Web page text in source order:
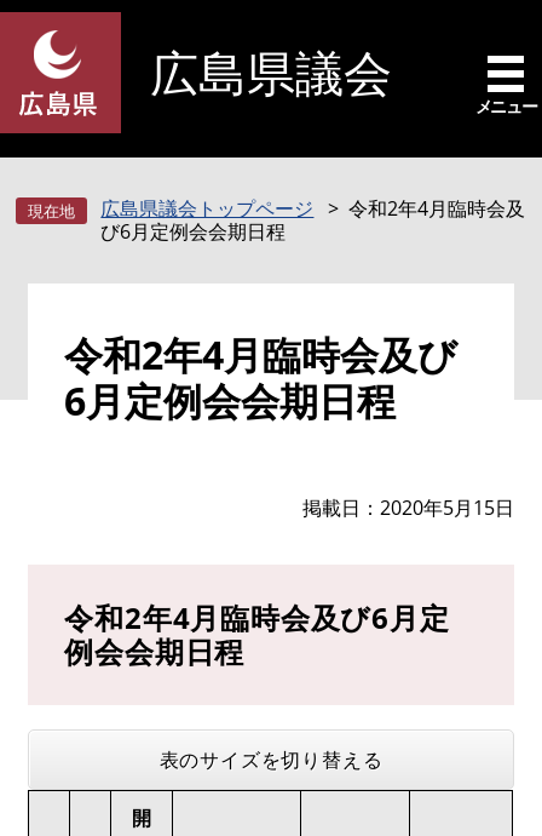
ペ
先
頭
す
メ
を
飛
し
広島県議会
メニュー
広島県議会トップページ
令和2年4月臨時会及
び6月定例会会期日程
令和2年4月臨時会及び
6月定例会会期日程
掲載日 2020年5月15日
令和2年4月臨時会及び6月定
例会会期日程
表のサイズを切り替える
開